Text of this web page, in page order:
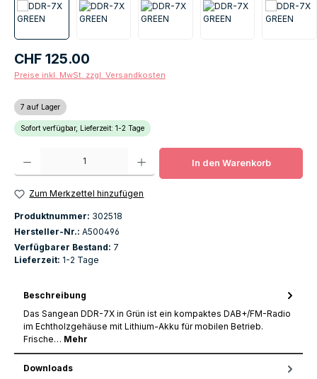
Regulärer Preis:
CHF 125.00
Preise inkl. MwSt. zzgl. Versandkosten
7 auf Lager
Sofort verfügbar, Lieferzeit: 1-2 Tage
Produkt Anzahl: Gib den gewünschten Wert ein oder benutze die
In den Warenkorb
Zum Merkzettel hinzufügen
Produktnummer: 302518
Hersteller-Nr.: A500496
Verfügbarer Bestand: 7
Lieferzeit: 1-2 Tage
Beschreibung
Das Sangean DDR-7X in Grün ist ein kompaktes DAB+/FM-Radio
im Echtholzgehäuse mit Lithium-Akku für mobilen Betrieb.
Frische… Mehr
Downloads